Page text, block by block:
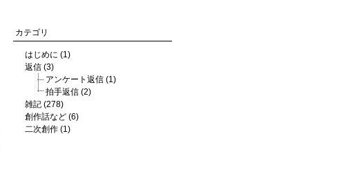
カテゴリ
はじめに (1)
返信 (3)
アンケート返信 (1)
拍手返信 (2)
雑記 (278)
創作話など (6)
二次創作 (1)